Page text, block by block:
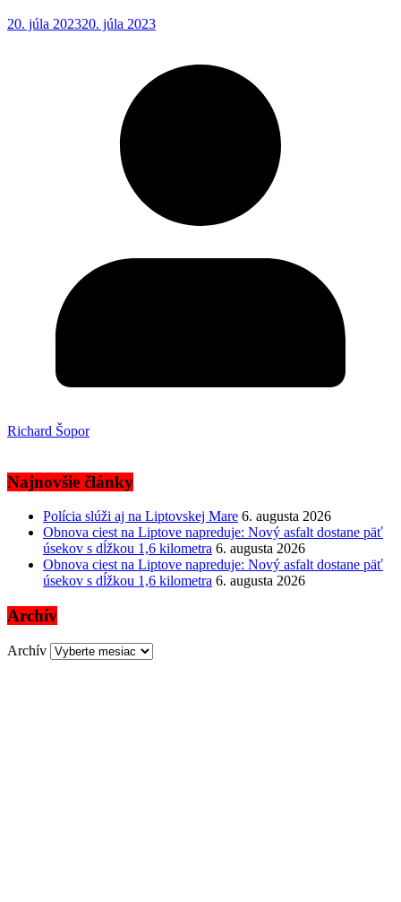
20. júla 202320. júla 2023
Richard Šopor
Najnovšie články
Polícia slúži aj na Liptovskej Mare 6. augusta 2026
Obnova ciest na Liptove napreduje: Nový asfalt dostane päť
úsekov s dĺžkou 1,6 kilometra 6. augusta 2026
Obnova ciest na Liptove napreduje: Nový asfalt dostane päť
úsekov s dĺžkou 1,6 kilometra 6. augusta 2026
Archív
Archív